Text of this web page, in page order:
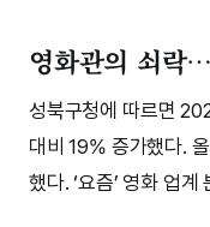
영화관의 쇠락
성북구청에 따르면
대비 19% 증가했다.
했다. ‘요즘’ 영화 업